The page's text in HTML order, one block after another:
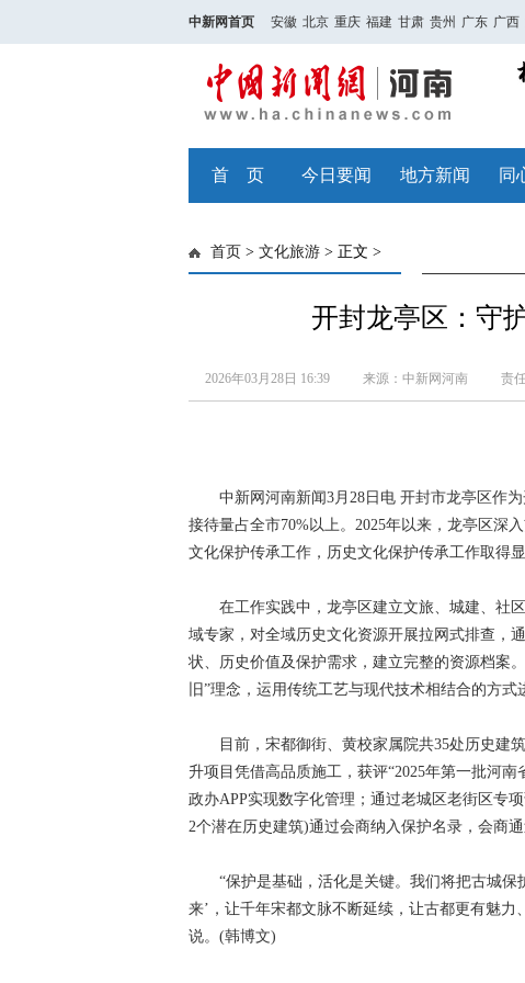
中新网首页 安徽 北京 重庆 福建 甘肃 贵州 广东 广西
首 页 今日要闻 地方新闻 同
首页 > 文化旅游 > 正文 >
开封龙亭区：守
2026年03月28日 16:39 来源：中新网河南 责
中新网河南新闻3月28日电 开封市龙亭区作为
接待量占全市70%以上。2025年以来，龙亭区深
文化保护传承工作，历史文化保护传承工作取得显
在工作实践中，龙亭区建立文旅、城建、社区
域专家，对全域历史文化资源开展拉网式排查，
状、历史价值及保护需求，建立完整的资源档案
旧”理念，运用传统工艺与现代技术相结合的方
目前，宋都御街、黄校家属院共35处历史建筑
升项目凭借高品质施工，获评“2025年第一批河
政办APP实现数字化管理；通过老城区老街区专
2个潜在历史建筑)通过会商纳入保护名录，会商通
“保护是基础，活化是关键。我们将把古城保
来’，让千年宋都文脉不断延续，让古都更有魅
说。(韩博文)